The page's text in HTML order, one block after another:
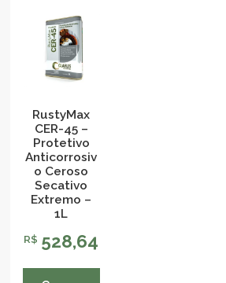
RustyMax
CER-45 –
Protetivo
Anticorrosiv
o Ceroso
Secativo
Extremo –
1L
R$ 528,64